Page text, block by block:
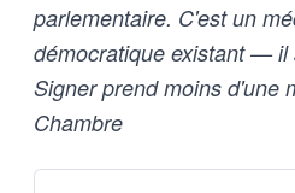
parlementaire. C'est un
démocratique existant — il
Signer prend moins d'une
Chambre